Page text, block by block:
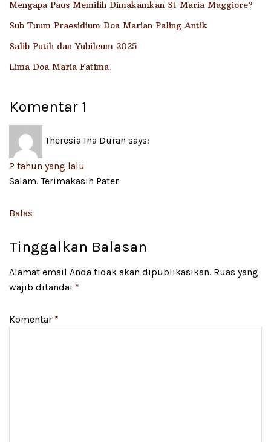
Mengapa Paus Memilih Dimakamkan St Maria Maggiore?
Sub Tuum Praesidium Doa Marian Paling Antik
Salib Putih dan Yubileum 2025
Lima Doa Maria Fatima
Komentar 1
Theresia Ina Duran says:
2 tahun yang lalu
Salam. Terimakasih Pater
Balas
Tinggalkan Balasan
Alamat email Anda tidak akan dipublikasikan. Ruas yang
wajib ditandai *
Komentar *